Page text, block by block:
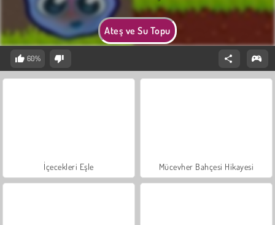
Ateş ve Su Topu
60%
İçecekleri Eşle Mücevher Bahçesi Hikayesi